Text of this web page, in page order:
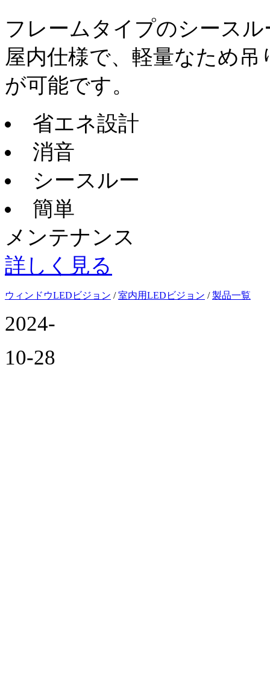
フレームタイプのシース
屋内仕様で、軽量なため
が可能です。
省エネ設計
消音
シースルー
簡単
メンテナンス
詳しく見る
ウィンドウLEDビジョン /室内用LEDビジョン /製品一覧
2024-
10-28